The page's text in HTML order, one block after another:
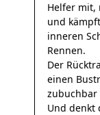
Helfer mit,
und
inneren
Rennen.
Der
einen
zubuchbar
Und denkt